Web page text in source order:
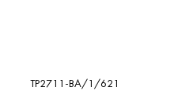
TP2711-BA/1/621